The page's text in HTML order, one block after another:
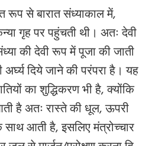
रूप से बारात संध्याकाल में,
गृह पर पहुंचती थी। अतः देवी
की देवी रूप में पूजा की जाती
दिये जाने की परंपरा है। यह
का शुद्धिकरण भी है, क्योंकि
है अतः रास्ते की धूल, ऊपरी
आती है, इसलिए मंत्रोच्चार